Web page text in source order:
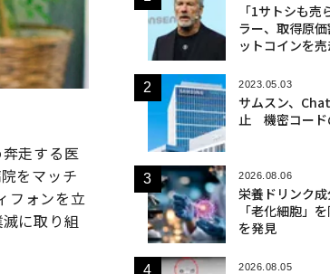
走する医
をマッチ
フォンを立
に取り組
「1サトシも
ラー、取得原
ットコインを
2023.05.03
サムスン、
止 機密コード
2026.08.06
栄養ドリンク
「老化細胞」
を発見
2026.08.05